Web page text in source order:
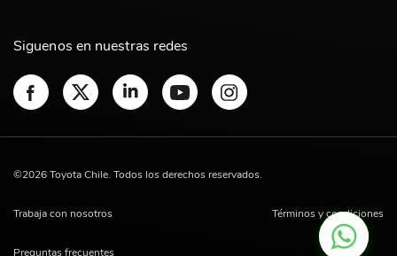
Siguenos en nuestras redes
©2026 Toyota Chile. Todos los derechos reservados.
Trabaja con nosotros Términos y condiciones
Preguntas frecuentes